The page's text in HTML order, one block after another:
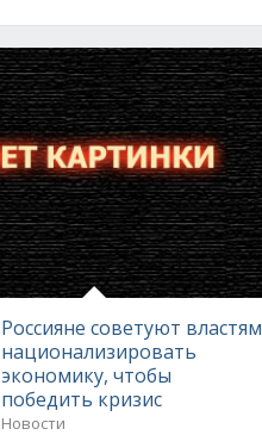
Россияне советуют властям
национализировать
экономику, чтобы
победить кризис
Новости